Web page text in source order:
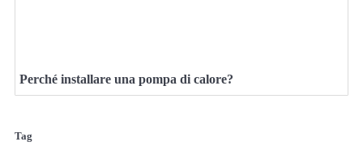
Perché installare una pompa di calore?
Tag